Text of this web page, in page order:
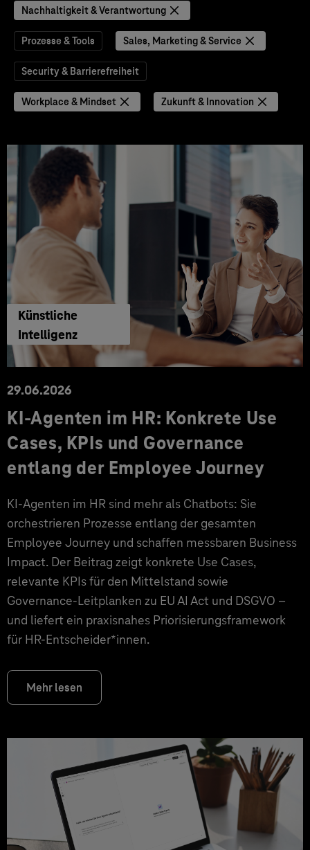
Nachhaltigkeit & Verantwortung
Prozesse & Tools Sales, Marketing & Service
Security & Barrierefreiheit
Workplace & Mindset Zukunft & Innovation
Künstliche
Intelligenz
29.06.2026
KI‑Agenten im HR: Konkrete Use
Cases, KPIs und Governance
entlang der Employee Journey
KI‑Agenten im HR sind mehr als Chatbots: Sie
orchestrieren Prozesse entlang der gesamten
Employee Journey und schaffen messbaren Business
Impact. Der Beitrag zeigt konkrete Use Cases,
relevante KPIs für den Mittelstand sowie
Governance‑Leitplanken zu EU AI Act und DSGVO –
und liefert ein praxisnahes Priorisierungsframework
für HR‑Entscheider*innen.
Mehr lesen